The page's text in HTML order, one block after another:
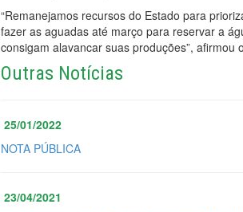
“Remanejamos recursos do Estado para
fazer as aguadas até março para reservar a
consigam alavancar suas produções”, afirmou
Outras Notícias
25/01/2022
NOTA PÚBLICA
23/04/2021